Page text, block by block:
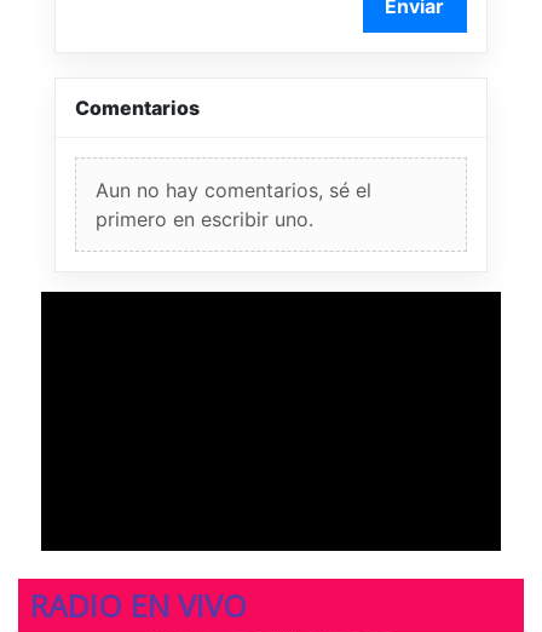
Enviar
Comentarios
Aun no hay comentarios, sé el
primero en escribir uno.
RADIO EN VIVO